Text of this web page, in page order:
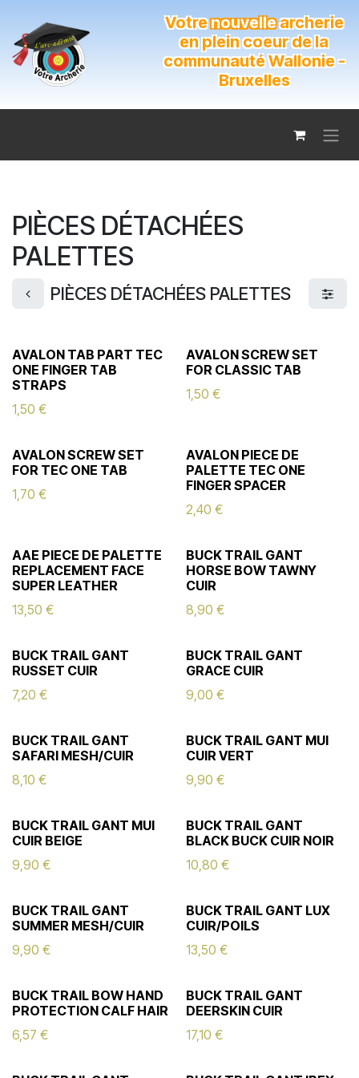
Votrenouvellearcherie
en plein coeur de la
communauté Wallonie -
Bruxelles
PIÈCES DÉTACHÉES
PALETTES
PIÈCES DÉTACHÉES PALETTES
AVALON TAB PART TEC
ONE FINGER TAB
STRAPS
1,50 €
AVALON SCREW SET
FOR CLASSIC TAB
1,50 €
AVALON SCREW SET
FOR TEC ONE TAB
1,70 €
AVALON PIECE DE
PALETTE TEC ONE
FINGER SPACER
2,40 €
AAE PIECE DE PALETTE
REPLACEMENT FACE
SUPER LEATHER
13,50 €
BUCK TRAIL GANT
HORSE BOW TAWNY
CUIR
8,90 €
BUCK TRAIL GANT
RUSSET CUIR
7,20 €
BUCK TRAIL GANT
GRACE CUIR
9,00 €
BUCK TRAIL GANT
SAFARI MESH/CUIR
8,10 €
BUCK TRAIL GANT MUI
CUIR VERT
9,90 €
BUCK TRAIL GANT MUI
CUIR BEIGE
9,90 €
BUCK TRAIL GANT
BLACK BUCK CUIR NOIR
10,80 €
BUCK TRAIL GANT
SUMMER MESH/CUIR
9,90 €
BUCK TRAIL GANT LUX
CUIR/POILS
13,50 €
BUCK TRAIL BOW HAND
PROTECTION CALF HAIR
6,57 €
BUCK TRAIL GANT
DEERSKIN CUIR
17,10 €